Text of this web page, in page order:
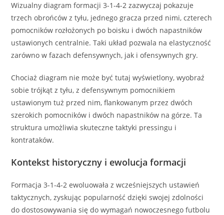
Wizualny diagram formacji 3-1-4-2 zazwyczaj pokazuje
trzech obrońców z tyłu, jednego gracza przed nimi, czterech
pomocników rozłożonych po boisku i dwóch napastników
ustawionych centralnie. Taki układ pozwala na elastyczność
zarówno w fazach defensywnych, jak i ofensywnych gry.
Chociaż diagram nie może być tutaj wyświetlony, wyobraź
sobie trójkąt z tyłu, z defensywnym pomocnikiem
ustawionym tuż przed nim, flankowanym przez dwóch
szerokich pomocników i dwóch napastników na górze. Ta
struktura umożliwia skuteczne taktyki pressingu i
kontrataków.
Kontekst historyczny i ewolucja formacji
Formacja 3-1-4-2 ewoluowała z wcześniejszych ustawień
taktycznych, zyskując popularność dzięki swojej zdolności
do dostosowywania się do wymagań nowoczesnego futbolu